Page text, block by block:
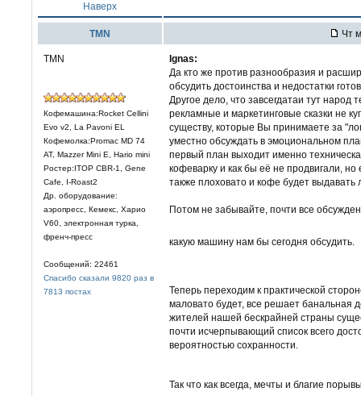
Наверх
TMN Чт
TMN
Кофемашина:Rocket Cellini
Evo v2, La Pavoni EL
Кофемолка:Promac MD 74
AT, Mazzer Mini E, Hario mini
Ростер:ITOP CBR-1, Gene
Cafe, I-Roast2
Др. оборудование:
аэропресс, Кемекс, Харио
V60, электронная турка,
френч-пресс
Сообщений: 22461
Спасибо сказали 9820 раз в
7813 постах
Ignas:
Да кто же против разнообразия и
обсудить достоинства и недостатки
Другое дело, что завсегдатаи тут народ
рекламные и маркетинговые сказки не
существу, которые Вы принимаете за
уместно обсуждать в эмоциональном
первый план выходит именно
кофеварку и как бы её не продвигали,
также плоховато и кофе будет
Потом не забывайте, почти все
какую машину нам бы сегодня обсудить.
Теперь переходим к практической
маловато будет, все решает банальная
жителей нашей бескрайней страны
почти исчерпывающий список всего
вероятностью сохранности.
Так что как всегда, мечты и благие